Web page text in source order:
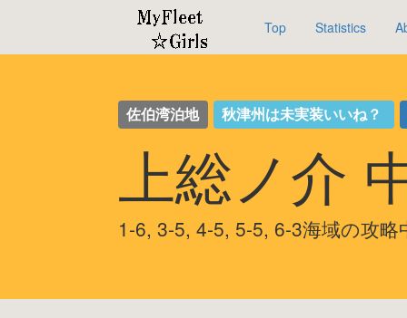
Top Statistics
佐伯湾泊地 秋津州は未実装いいね？
上総ノ介
1-6, 3-5, 4-5, 5-5, 6-3海域の攻略